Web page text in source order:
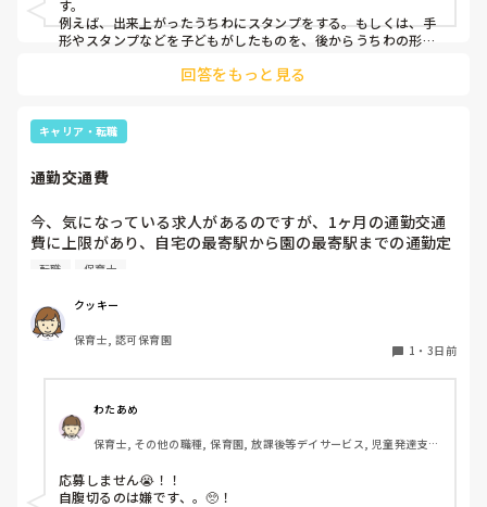
す。
例えば、出来上がったうちわにスタンプをする。もしくは、手
形やスタンプなどを子どもがしたものを、後からうちわの形に
雨遊び、氷遊び、など間食遊びをたくさん行っています。
す！いつもと違うおもちゃ、室内に興味津々です！
回答をもっと見る
キャリア・転職
通勤交通費
今、気になっている求人があるのですが、1ヶ月の通勤交通
費に上限があり、自宅の最寄駅から園の最寄駅までの通勤定
期代が5,000円ほどオーバーします
私としてはなかなか大きい金額なので、この時点で応募を迷
っているのですが、皆さんならどうしますか？
転職 保育士
クッキー
保育士, 認可保育園
1 ・ 3日前
わたあめ
保育士, その他の職種, 保育園, 放課後等デイサービス, 児童発達支援
応募しません😭！！
自腹切るのは嫌です、。🥺！